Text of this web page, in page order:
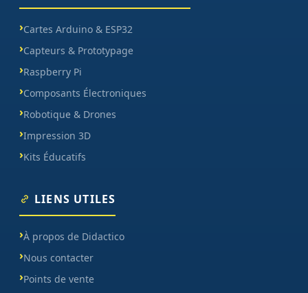
Cartes Arduino & ESP32
Capteurs & Prototypage
Raspberry Pi
Composants Électroniques
Robotique & Drones
Impression 3D
Kits Éducatifs
LIENS UTILES
À propos de Didactico
Nous contacter
Points de vente